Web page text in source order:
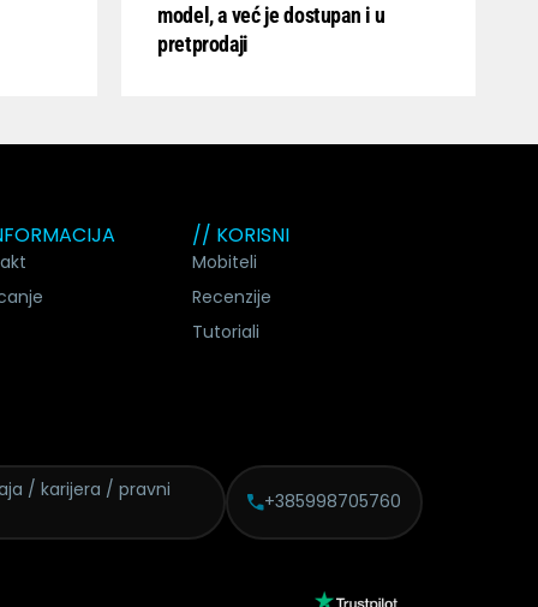
model, a već je dostupan i u
pretprodaji
// KORISNI
Mobiteli
Recenzije
Tutoriali
/karijera / pravni
+385998705760